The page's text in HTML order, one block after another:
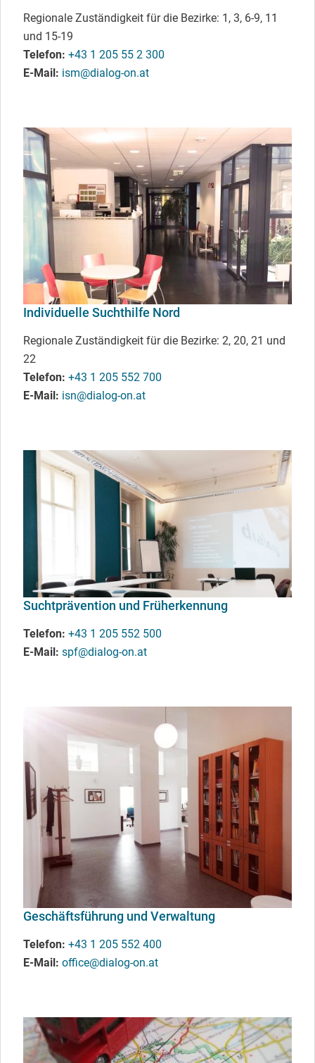
Regionale Zuständigkeit für die Bezirke: 1, 3, 6-9, 11
und 15-19
Telefon +43 1 205 55 2 300
E-Mail ism@dialog-on.at
Individuelle Suchthilfe Nord
Regionale Zuständigkeit für die Bezirke: 2, 20, 21 und
22
Telefon +43 1 205 552 700
E-Mail isn@dialog-on.at
Suchtprävention und Früherkennung
Telefon +43 1 205 552 500
E-Mail spf@dialog-on.at
Geschäftsführung und Verwaltung
Telefon +43 1 205 552 400
E-Mail office@dialog-on.at